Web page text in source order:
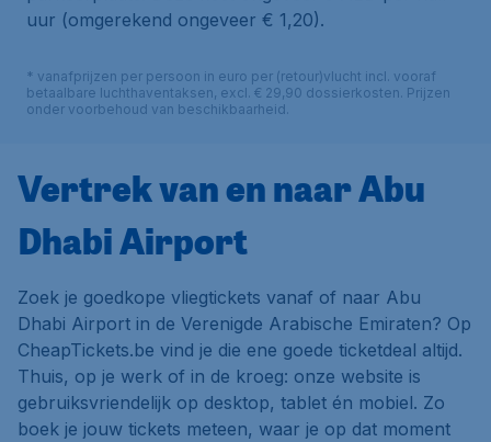
uur (omgerekend ongeveer € 1,20).
* vanafprijzen per persoon in euro per (retour)vlucht incl. vooraf
betaalbare luchthaventaksen, excl. € 29,90 dossierkosten. Prijzen
onder voorbehoud van beschikbaarheid.
Vertrek van en naar Abu
Dhabi Airport
Zoek je goedkope vliegtickets vanaf of naar Abu
Dhabi Airport in de Verenigde Arabische Emiraten? Op
CheapTickets.be vind je die ene goede ticketdeal altijd.
Thuis, op je werk of in de kroeg: onze website is
gebruiksvriendelijk op desktop, tablet én mobiel. Zo
boek je jouw tickets meteen, waar je op dat moment